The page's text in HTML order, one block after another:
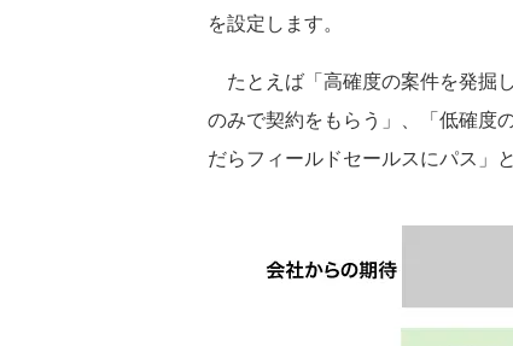
を設定します。
たとえば「高確度の案件を発掘
のみで契約をもらう」、「低確度
だらフィールドセールスにパス」